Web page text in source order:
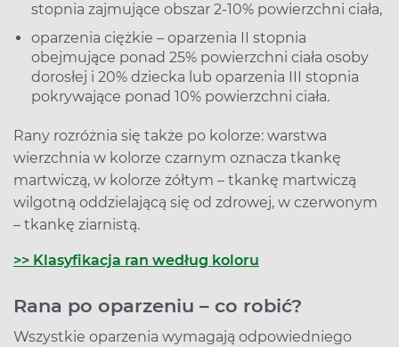
stopnia zajmujące obszar 2-10% powierzchni ciała,
oparzenia ciężkie – oparzenia II stopnia
obejmujące ponad 25% powierzchni ciała osoby
dorosłej i 20% dziecka lub oparzenia III stopnia
pokrywające ponad 10% powierzchni ciała.
Rany rozróżnia się także po kolorze: warstwa
wierzchnia w kolorze czarnym oznacza tkankę
martwiczą, w kolorze żółtym – tkankę martwiczą
wilgotną oddzielającą się od zdrowej, w czerwonym
– tkankę ziarnistą.
>> Klasyfikacja ran według koloru
Rana po oparzeniu – co robić?
Wszystkie oparzenia wymagają odpowiedniego